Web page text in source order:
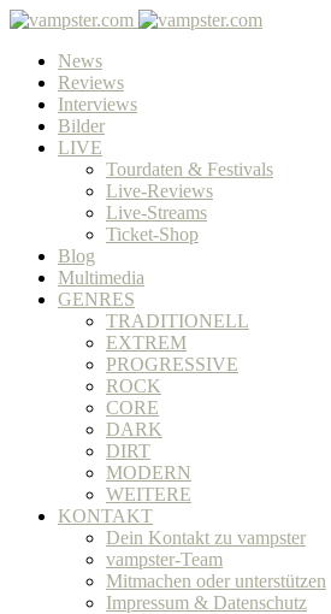
News
Reviews
Interviews
Bilder
LIVE
Tourdaten & Festivals
Live-Reviews
Live-Streams
Ticket-Shop
Blog
Multimedia
GENRES
TRADITIONELL
EXTREM
PROGRESSIVE
ROCK
CORE
DARK
DIRT
MODERN
WEITERE
KONTAKT
Dein Kontakt zu vampster
vampster-Team
Mitmachen oder unterstützen
Impressum & Datenschutz